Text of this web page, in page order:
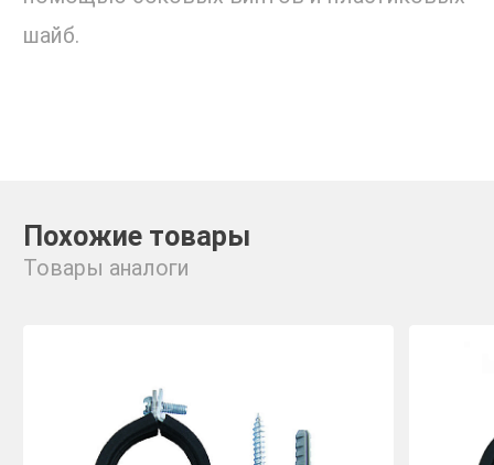
шайб.
Похожие товары
Товары аналоги